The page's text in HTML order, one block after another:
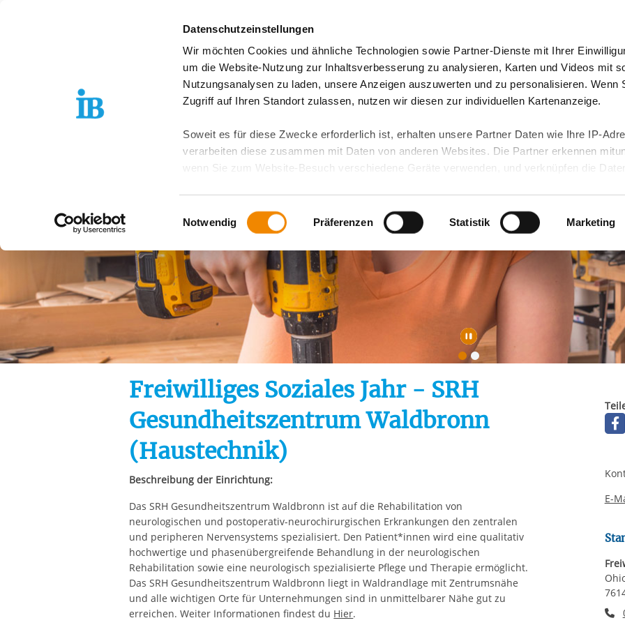
Datenschutzeinstellungen
Wir möchten Cookies und ähnliche Technologien sowie Partner-Dienste mit Ihrer
um die Website-Nutzung zur Inhaltsverbesserung zu analysieren, Karten und Videos mit
Nutzungsanalysen zu laden, unsere Anzeigen auszuwerten und zu personalisieren. Wenn
Zugriff auf Ihren Standort zulassen, nutzen wir diesen zur individuellen Kartenanzeige.
Soweit es für diese Zwecke erforderlich ist, erhalten unsere Partner Daten wie Ihre IP-
verarbeiten diese zusammen mit Daten von anderen Websites. Die Partner erkennen
wenn Sie zum Website-Besuch verschiedene Geräte verwenden, und verknüpfen die Daten
ausgeschlossen werden. Dort ist kein der EU gleichwertiges Datenschutzniveau
zusätzlichen Risiken für Ihre Daten führen kann.
Weitere Details finden Sie in unserenDatenschutzhinweisenund in unsererCookie-
Sie möchten, dass alle Website-Funktionen für diese Zwecke aktiviert sind, müssen Sie
Kategorien auswählen. Sie können mittels nachfolgender Buttons über Ihre Einwilligung für
Zwecke entscheiden und Ihre erteilte Einwilligung stets für die Zukunft widerrufen. Bitte
Ihre etwaige Einwilligung erstreckt sich nicht auf notwendige Cookies, die erforderlich zur
der von Ihnen aufgerufenen und somit gewünschten Website-Funktionen sind. Diese
aufgrund berechtigter Interessen und daher unabhängig von einer Einwilligung.
Einwilligungsauswahl
Notwendig Präferenzen Statistik Marketing
Freiwilligendienst Deutschland
Freiwilligendienst Ausland In
Automatische
Freiwilliges Soziales Jahr - SRH
Gesundheitszentrum Waldbronn
(Haustechnik)
Beschreibung der Einrichtung:
Das SRH Gesundheitszentrum Waldbronn ist auf die Rehabilitation von
neurologischen und postoperativ-neurochirurgischen Erkrankungen den zentralen
und peripheren Nervensystems spezialisiert. Den Patient*innen wird eine qualitativ
hochwertige und phasenübergreifende Behandlung in der neurologischen
Rehabilitation sowie eine neurologisch spezialisierte Pflege und Therapie ermöglicht.
Das SRH Gesundheitszentrum Waldbronn liegt in Waldrandlage mit Zentrumsnähe
und alle wichtigen Orte für Unternehmungen sind in unmittelbarer Nähe gut zu
erreichen. Weiter Informationen findest du Hier.
E-